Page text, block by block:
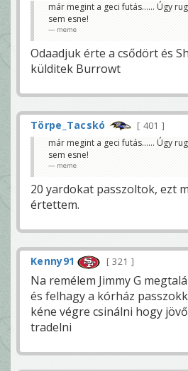
már megint a geci futás...... Úgy
sem esne!
meme
Odaadjuk érte a csődört és
külditek Burrowt
Törpe_Tacskó
401
már megint a geci futás...... Úgy
sem esne!
meme
20 yardokat passzoltok, ezt
értettem.
Kenny91 321
Na remélem Jimmy G
és felhagy a kórház
kéne végre csinálni hogy
tradelni